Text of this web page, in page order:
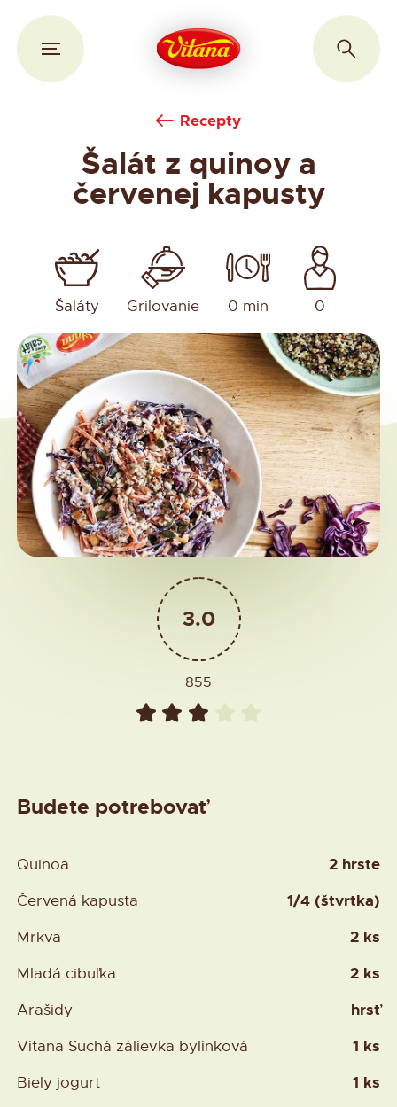
Recepty
Šalát z quinoy a
červenej kapusty
Šaláty Grilovanie 0 min 0
3.0
855
Budete potrebovať
Quinoa 2 hrste
Červená kapusta 1/4 (štvrtka)
Mrkva 2 ks
Mladá cibuľka 2 ks
Arašidy hrsť
Vitana Suchá zálievka bylinková 1 ks
Biely jogurt 1 ks